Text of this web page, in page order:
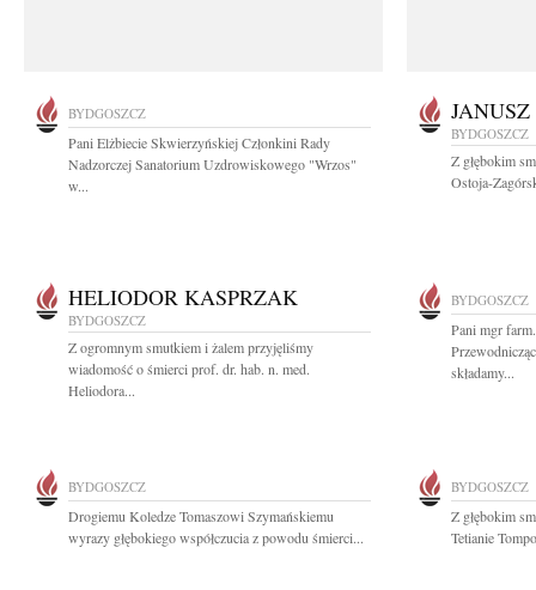
BYDGOSZCZ
Pani Elżbiecie Skwierzyńskiej Członkini Rady
Nadzorczej Sanatorium Uzdrowiskowego "Wrzos"
w...
BYDGOSZCZ
Z głębokim
Ostoja-
HELIODOR KASPRZAK
BYDGOSZCZ
Z ogromnym smutkiem i żalem przyjęliśmy
wiadomość o śmierci prof. dr. hab. n. med.
Heliodora...
BYDGOSZCZ
Pani mgr
składamy...
BYDGOSZCZ
Drogiemu Koledze Tomaszowi Szymańskiemu
wyrazy głębokiego współczucia z powodu śmierci...
BYDGOSZCZ
Z głębokim
Tetianie